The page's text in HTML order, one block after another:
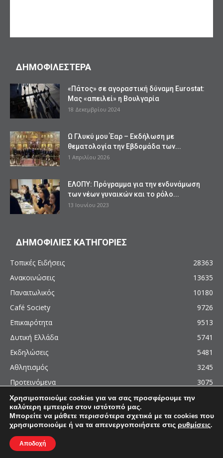
ΔΗΜΟΦΙΛΕΣΤΕΡΑ
«Πάτος» σε αγοραστική δύναμη Eurostat:
Μας «απειλεί» η Βουλγαρία
18 Δεκεμβρίου 2024
Ω Γλυκύ μου Έαρ – Εκδήλωση με
θεματολογία την Εβδομάδα των...
1 Απριλίου 2026
ΕΛΟΠΥ: Πρόγραμμα για την ενδυνάμωση
των νέων γυναικών και το ρόλο...
13 Ιουνίου 2023
ΔΗΜΟΦΙΛΙΕΣ ΚΑΤΗΓΟΡΙΕΣ
Τοπικές Ειδήσεις
28363
Ανακοινώσεις
13635
Παναιτωλικός
10180
Café Society
9726
Επικαιρότητα
9513
Δυτική Ελλάδα
5741
Εκδηλώσεις
5481
Αθλητισμός
3245
Προτεινόμενα
3075
© 2011 - 2026 - AgrinioCulture.gr
This site is protected by reCAPTCHA and the Google
Χρησιμοποιούμε cookies για να σας προσφέρουμε την
καλύτερη εμπειρία στον ιστότοπό μας.
Μπορείτε να μάθετε περισσότερα σχετικά με τα cookies που
χρησιμοποιούμε ή να τα απενεργοποιήσετε στις ρυθμίσεις.
Αποδοχή